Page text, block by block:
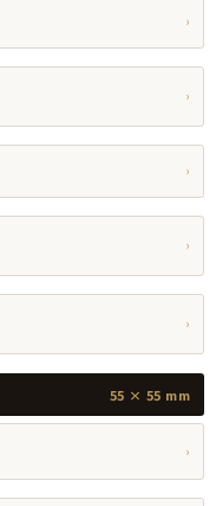
›
›
›
›
›
55 × 55 mm
›